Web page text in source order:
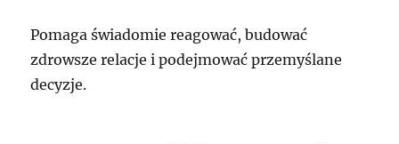
Pomaga świadomie reagować, budować
zdrowsze relacje i podejmować przemyślane
decyzje.